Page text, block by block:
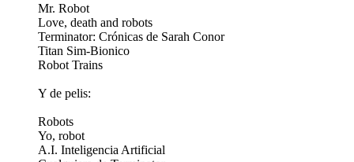
Mr. Robot
Love, death and robots
Terminator: Crónicas de Sarah Conor
Titan Sim-Bionico
Robot Trains
Y de pelis:
Robots
Yo, robot
A.I. Inteligencia Artificial